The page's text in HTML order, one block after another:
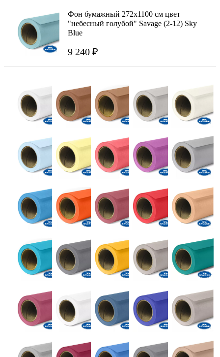
Фон бумажный 272x1100 см цвет
"небесный голубой" Savage (2-12) Sky
Blue
9 240 ₽